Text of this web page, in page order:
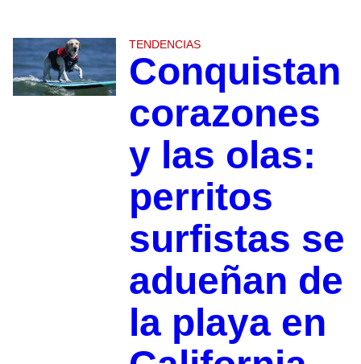
TENDENCIAS
Conquistan
corazones
y las olas:
perritos
surfistas se
adueñan de
la playa en